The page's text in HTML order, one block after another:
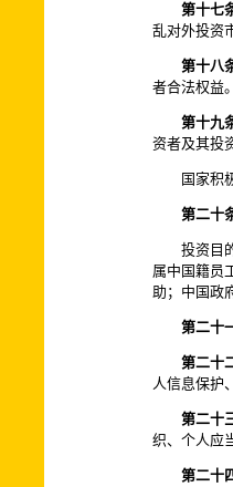
第十七
乱对外投资
第十八
者合法权益。
第十九
资者及其投
国家积
第二十
投资目
属中国籍员
助；中国政
第二十
第二十
人信息保护
第二十
织、个人应
第二十